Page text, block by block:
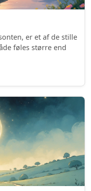
er et af de stille
føles større end